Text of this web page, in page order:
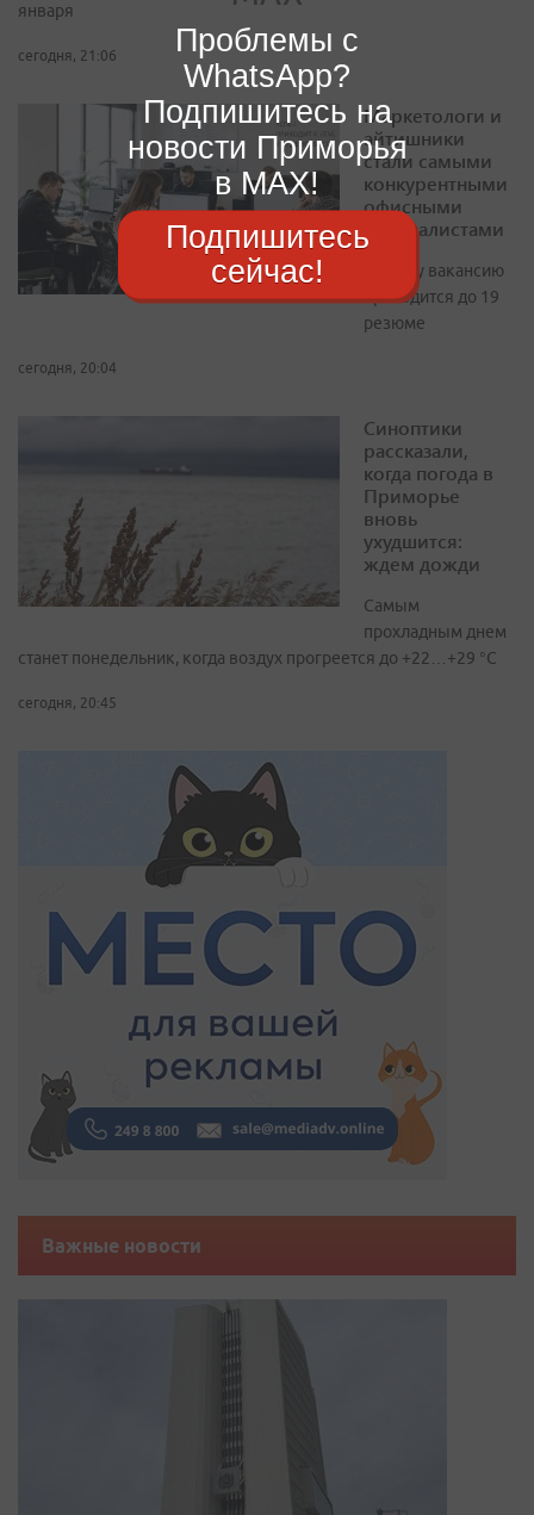
января
сегодня, 21:06
Маркетологи и
айтишники
стали самыми
конкурентными
офисными
специалистами
На одну вакансию
приходится до 19
резюме
сегодня, 20:04
Синоптики
рассказали,
когда погода в
Приморье
вновь
ухудшится:
ждем дожди
Самым
прохладным днем
станет понедельник, когда воздух прогреется до +22…+29 °С
сегодня, 20:45
Важные новости
Проблемы с
WhatsApp?
Подпишитесь на
новости Приморья
в MAX!
Подпишитесь
сейчас!